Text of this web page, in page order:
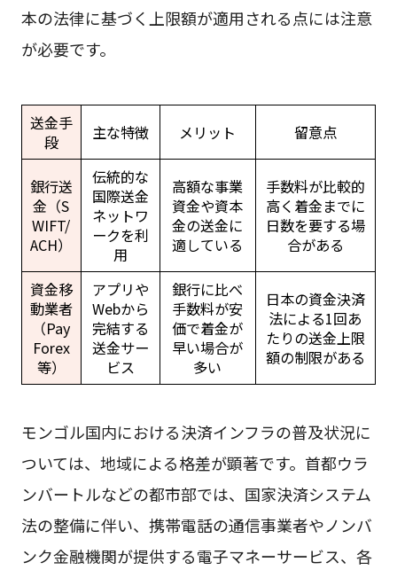
本の法律に基づく上限額が適用される点には注意
が必要です。
送金手
段
主な特徴 メリット 留意点
銀行送
金（S
WIFT/
ACH）
伝統的な
国際送金
ネットワ
ークを利
用
高額な事業
資金や資本
金の送金に
適している
手数料が比較的
高く着金までに
日数を要する場
合がある
資金移
動業者
（Pay
Forex
等）
アプリや
Webから
完結する
送金サー
ビス
銀行に比べ
手数料が安
価で着金が
早い場合が
多い
日本の資金決済
法による1回あ
たりの送金上限
額の制限がある
モンゴル国内における決済インフラの普及状況に
ついては、地域による格差が顕著です。首都ウラ
ンバートルなどの都市部では、国家決済システム
法の整備に伴い、携帯電話の通信事業者やノンバ
ンク金融機関が提供する電子マネーサービス、各